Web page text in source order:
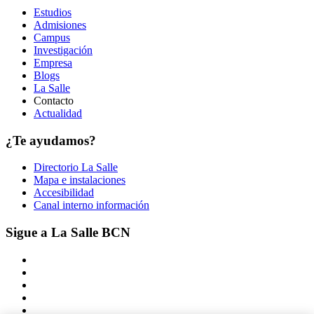
Estudios
Admisiones
Campus
Investigación
Empresa
Blogs
La Salle
Contacto
Actualidad
¿Te ayudamos?
Directorio La Salle
Mapa e instalaciones
Accesibilidad
Canal interno información
Sigue a La Salle BCN